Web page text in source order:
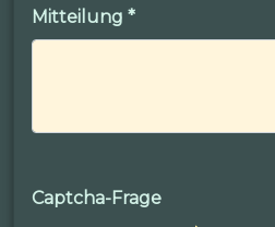
Mitteilung *
Captcha-Frage